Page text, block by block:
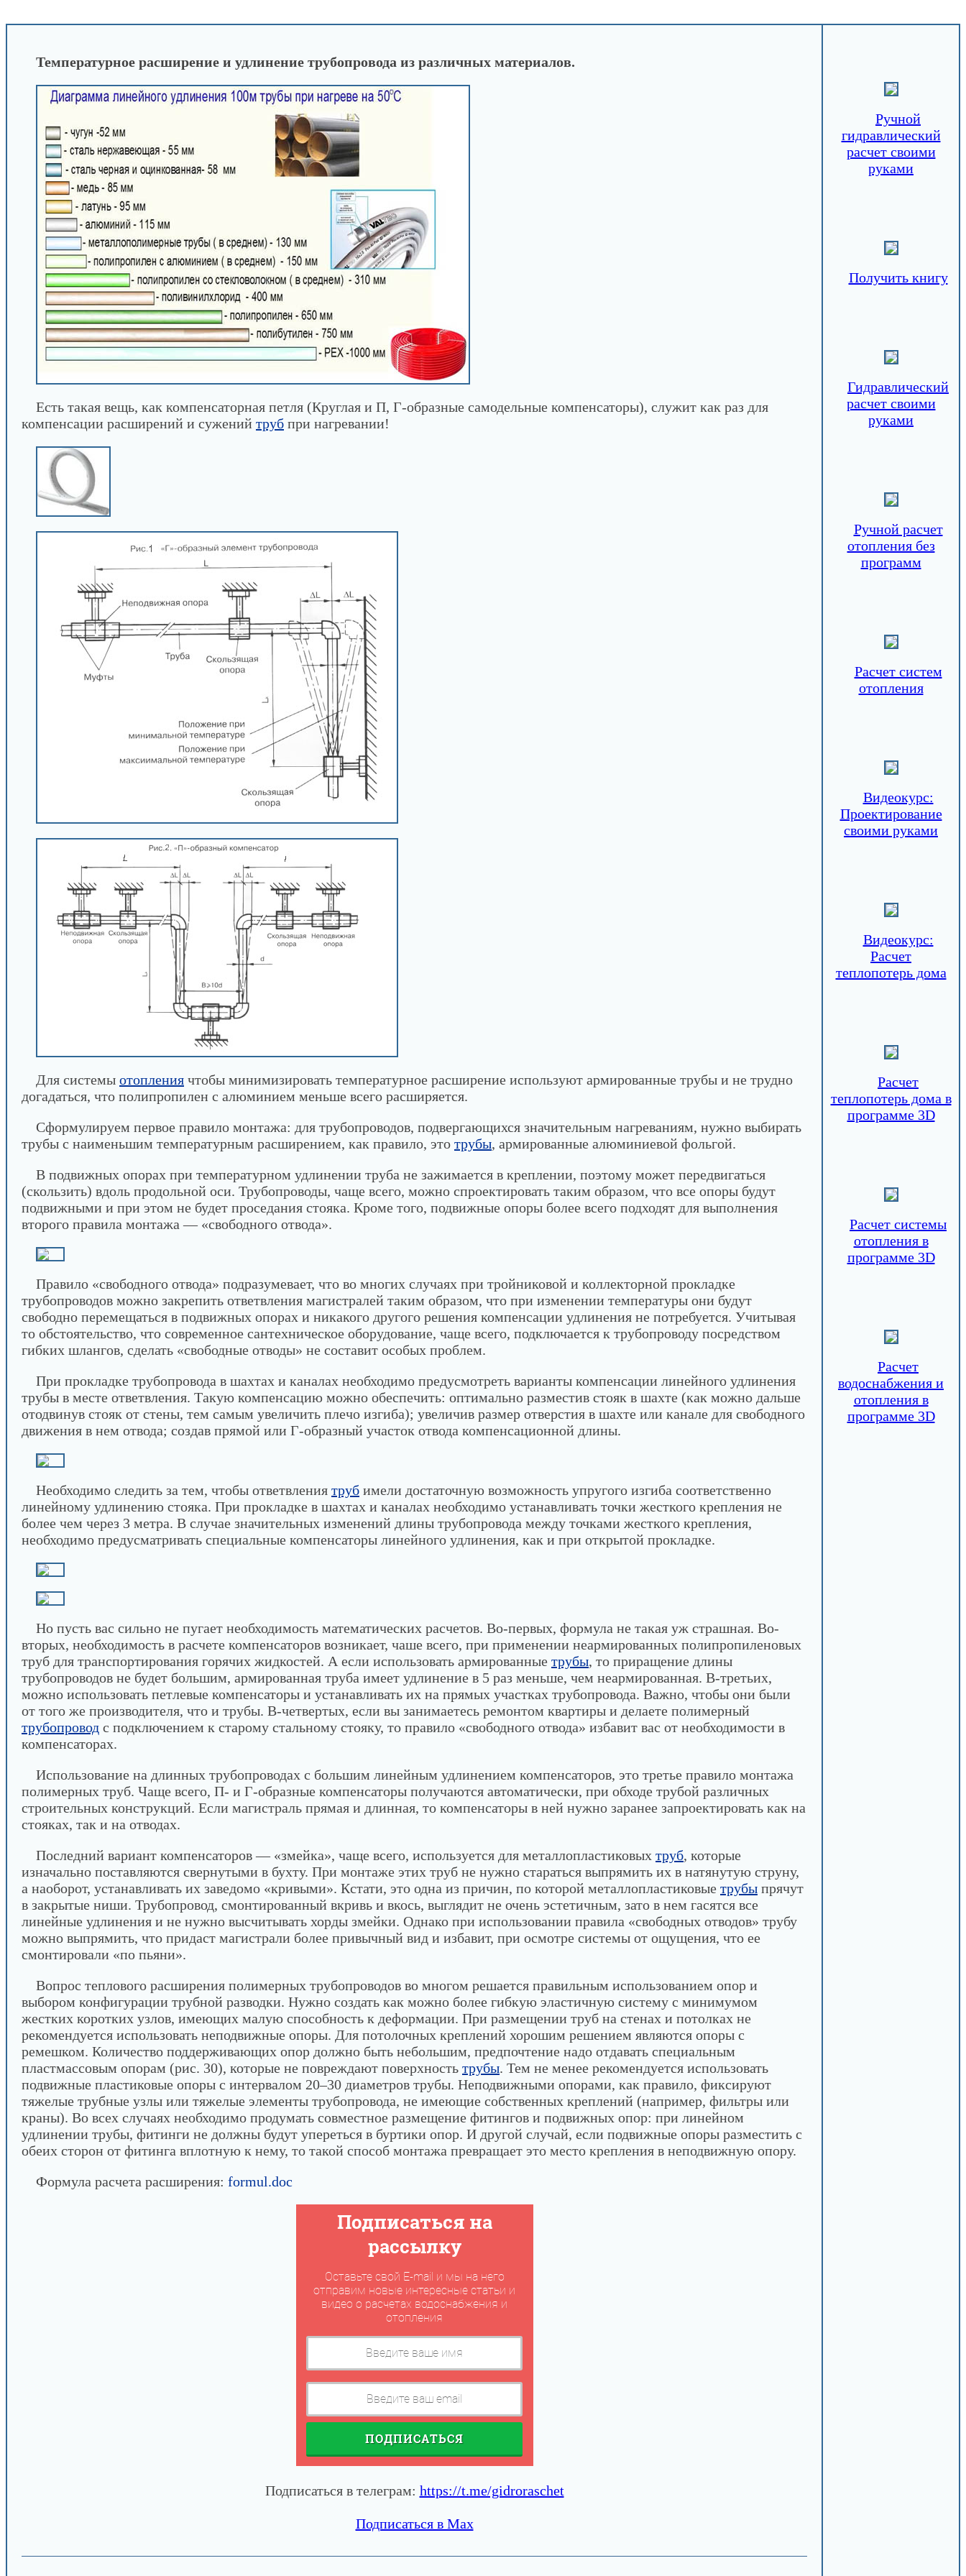
Температурное расширение и удлинение трубопровода из различных материалов.
Есть такая вещь, как компенсаторная петля (Круглая и П, Г-образные самодельные компенсаторы), служит как раз для
компенсации расширений и сужений труб при нагревании!
Для системы отопления чтобы минимизировать температурное расширение используют армированные трубы и не трудно
догадаться, что полипропилен с алюминием меньше всего расширяется.
Сформулируем первое правило монтажа: для трубопроводов, подвергающихся значительным нагреваниям, нужно выбирать
трубы с наименьшим температурным расширением, как правило, это трубы, армированные алюминиевой фольгой.
В подвижных опорах при температурном удлинении труба не зажимается в креплении, поэтому может передвигаться
(скользить) вдоль продольной оси. Трубопроводы, чаще всего, можно спроектировать таким образом, что все опоры будут
подвижными и при этом не будет проседания стояка. Кроме того, подвижные опоры более всего подходят для выполнения
второго правила монтажа — «свободного отвода».
Правило «свободного отвода» подразумевает, что во многих случаях при тройниковой и коллекторной прокладке
трубопроводов можно закрепить ответвления магистралей таким образом, что при изменении температуры они будут
свободно перемещаться в подвижных опорах и никакого другого решения компенсации удлинения не потребуется. Учитывая
то обстоятельство, что современное сантехническое оборудование, чаще всего, подключается к трубопроводу посредством
гибких шлангов, сделать «свободные отводы» не составит особых проблем.
При прокладке трубопровода в шахтах и каналах необходимо предусмотреть варианты компенсации линейного удлинения
трубы в месте ответвления. Такую компенсацию можно обеспечить: оптимально разместив стояк в шахте (как можно дальше
отодвинув стояк от стены, тем самым увеличить плечо изгиба); увеличив размер отверстия в шахте или канале для свободного
движения в нем отвода; создав прямой или Г-образный участок отвода компенсационной длины.
Необходимо следить за тем, чтобы ответвления труб имели достаточную возможность упругого изгиба соответственно
линейному удлинению стояка. При прокладке в шахтах и каналах необходимо устанавливать точки жесткого крепления не
более чем через 3 метра. В случае значительных изменений длины трубопровода между точками жесткого крепления,
необходимо предусматривать специальные компенсаторы линейного удлинения, как и при открытой прокладке.
Но пусть вас сильно не пугает необходимость математических расчетов. Во-первых, формула не такая уж страшная. Во-
вторых, необходимость в расчете компенсаторов возникает, чаше всего, при применении неармированных полипропиленовых
труб для транспортирования горячих жидкостей. А если использовать армированные трубы, то приращение длины
трубопроводов не будет большим, армированная труба имеет удлинение в 5 раз меньше, чем неармированная. В-третьих,
можно использовать петлевые компенсаторы и устанавливать их на прямых участках трубопровода. Важно, чтобы они были
от того же производителя, что и трубы. В-четвертых, если вы занимаетесь ремонтом квартиры и делаете полимерный
трубопровод с подключением к старому стальному стояку, то правило «свободного отвода» избавит вас от необходимости в
компенсаторах.
Использование на длинных трубопроводах с большим линейным удлинением компенсаторов, это третье правило монтажа
полимерных труб. Чаще всего, П- и Г-образные компенсаторы получаются автоматически, при обходе трубой различных
строительных конструкций. Если магистраль прямая и длинная, то компенсаторы в ней нужно заранее запроектировать как на
стояках, так и на отводах.
Последний вариант компенсаторов — «змейка», чаще всего, используется для металлопластиковых труб, которые
изначально поставляются свернутыми в бухту. При монтаже этих труб не нужно стараться выпрямить их в натянутую струну,
а наоборот, устанавливать их заведомо «кривыми». Кстати, это одна из причин, по которой металлопластиковые трубы прячут
в закрытые ниши. Трубопровод, смонтированный вкривь и вкось, выглядит не очень эстетичным, зато в нем гасятся все
линейные удлинения и не нужно высчитывать хорды змейки. Однако при использовании правила «свободных отводов» трубу
можно выпрямить, что придаст магистрали более привычный вид и избавит, при осмотре системы от ощущения, что ее
смонтировали «по пьяни».
Вопрос теплового расширения полимерных трубопроводов во многом решается правильным использованием опор и
выбором конфигурации трубной разводки. Нужно создать как можно более гибкую эластичную систему с минимумом
жестких коротких узлов, имеющих малую способность к деформации. При размещении труб на стенах и потолках не
рекомендуется использовать неподвижные опоры. Для потолочных креплений хорошим решением являются опоры с
ремешком. Количество поддерживающих опор должно быть небольшим, предпочтение надо отдавать специальным
пластмассовым опорам (рис. 30), которые не повреждают поверхность трубы. Тем не менее рекомендуется использовать
подвижные пластиковые опоры с интервалом 20–30 диаметров трубы. Неподвижными опорами, как правило, фиксируют
тяжелые трубные узлы или тяжелые элементы трубопровода, не имеющие собственных креплений (например, фильтры или
краны). Во всех случаях необходимо продумать совместное размещение фитингов и подвижных опор: при линейном
удлинении трубы, фитинги не должны будут упереться в буртики опор. И другой случай, если подвижные опоры разместить с
обеих сторон от фитинга вплотную к нему, то такой способ монтажа превращает это место крепления в неподвижную опору.
Формула расчета расширения: formul.doc
Подписаться на
рассылку
Оставьте свой E-mail и мы на него
отправим новые интересные статьи и
видео о расчетах водоснабжения и
отопления
ПОДПИСАТЬСЯ
Подписаться в телеграм: https://t.me/gidroraschet
Подписаться в Max
Ручной
гидравлический
расчет своими
руками
Получить книгу
Гидравлический
расчет своими
руками
Ручной расчет
отопления без
программ
Расчет систем
отопления
Видеокурс:
Проектирование
своими руками
Видеокурс:
Расчет
теплопотерь дома
Расчет
теплопотерь дома в
программе 3D
Расчет системы
отопления в
программе 3D
Расчет
водоснабжения и
отопления в
программе 3D